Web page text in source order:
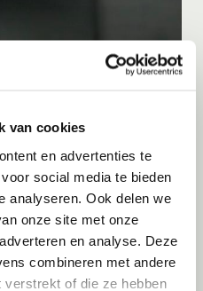
van cookies
en advertenties te
social media te bieden
analyseren. Ook delen we
onze site met onze
en analyse. Deze
combineren met andere
verstrekt of die ze hebben